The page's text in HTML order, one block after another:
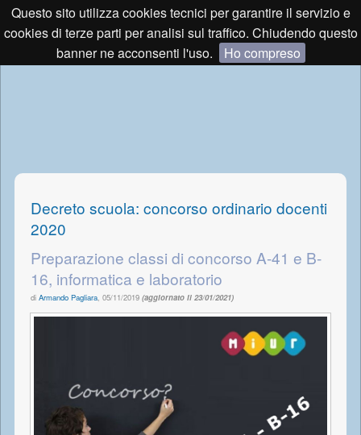
Questo sito utilizza cookies tecnici per garantire il servizio e
cookies di terze parti per analisi sul traffico. Chiudendo questo
banner ne acconsenti l'uso.
Ho compreso
Decreto scuola: concorso ordinario docenti
2020
Preparazione classi di concorso A-41 e B-
16, informatica e laboratorio
di Armando Pagliara, 05/11/2019 (aggiornato il 23/01/2021)